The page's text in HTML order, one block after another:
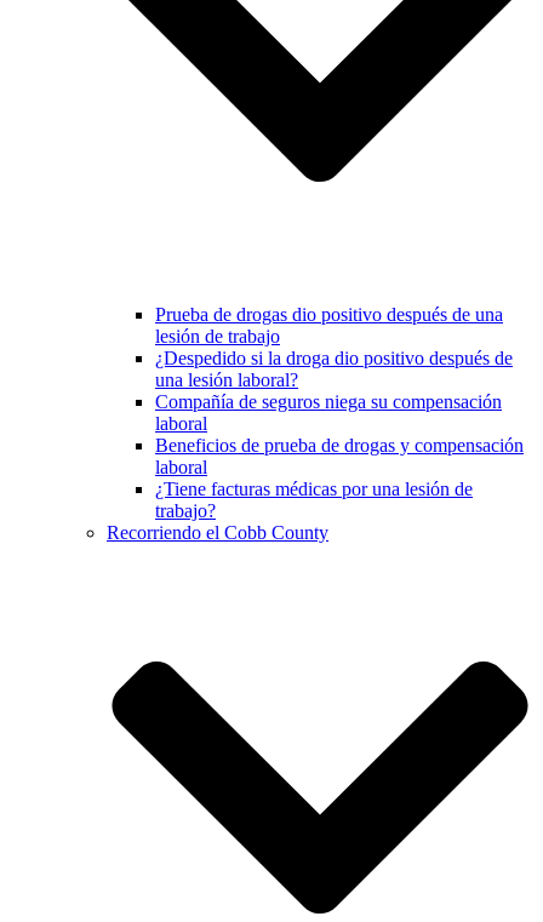
Prueba de drogas dio positivo después de una
lesión de trabajo
¿Despedido si la droga dio positivo después de
una lesión laboral?
Compañía de seguros niega su compensación
laboral
Beneficios de prueba de drogas y compensación
laboral
¿Tiene facturas médicas por una lesión de
trabajo?
Recorriendo el Cobb County